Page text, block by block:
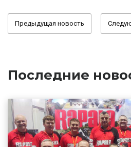
Предыдущая новость
Последние